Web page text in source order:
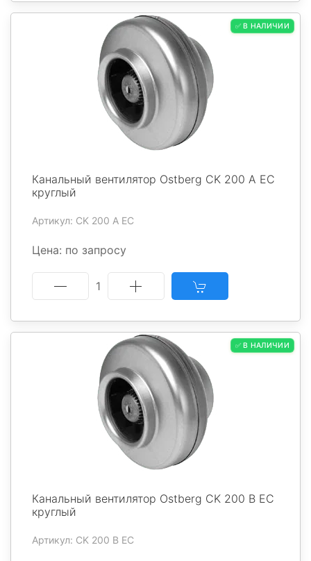
✅ В НАЛИЧИИ
Канальный вентилятор Ostberg CK 200 A EC
круглый
Артикул: CK 200 A EC
Цена: по запросу
1
✅ В НАЛИЧИИ
Канальный вентилятор Ostberg CK 200 B EC
круглый
Артикул: CK 200 B EC